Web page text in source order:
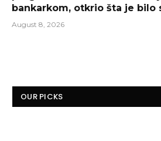
bankarkom, otkrio šta je bilo
August 8, 2026
OUR PICKS